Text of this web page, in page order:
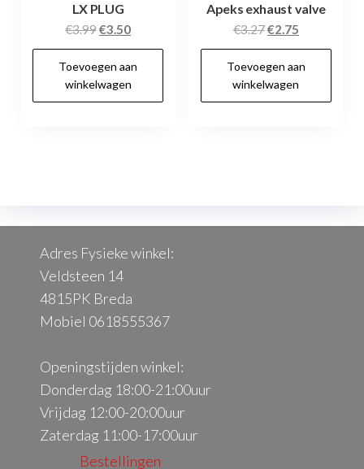
LX PLUG
€3.99Oorspronkelijke
prijs
was:
€3.99.
€3.50Huidige
prijs
is:
€3.50.
Toevoegen aan
winkelwagen
Apeks exhaust valve
€3.27Oorspronkelijke
prijs
was:
€3.27.
€2.75Huidige
prijs
is:
€2.75.
Toevoegen aan
winkelwagen
Adres Fysieke winkel:
Veldsteen 14
4815PK Breda
Mobiel 0618555367
Openingstijden winkel:
Donderdag 18:00-21:00uur
Vrijdag 12:00-20:00uur
Zaterdag 11:00-17:00uur
Bestellingen